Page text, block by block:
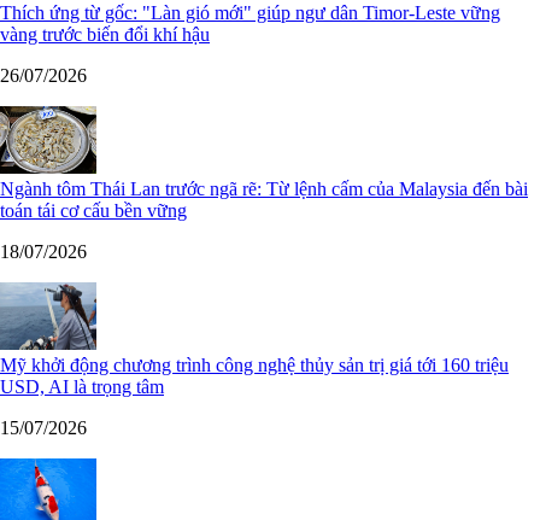
Thích ứng từ gốc: "Làn gió mới" giúp ngư dân Timor-Leste vững
vàng trước biến đổi khí hậu
26/07/2026
Ngành tôm Thái Lan trước ngã rẽ: Từ lệnh cấm của Malaysia đến bài
toán tái cơ cấu bền vững
18/07/2026
Mỹ khởi động chương trình công nghệ thủy sản trị giá tới 160 triệu
USD, AI là trọng tâm
15/07/2026